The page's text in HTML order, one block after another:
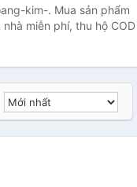
kim-. Mua sản phẩm
miễn phí, thu hộ COD